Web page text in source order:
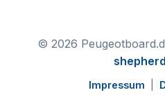
© 2026
Impressum